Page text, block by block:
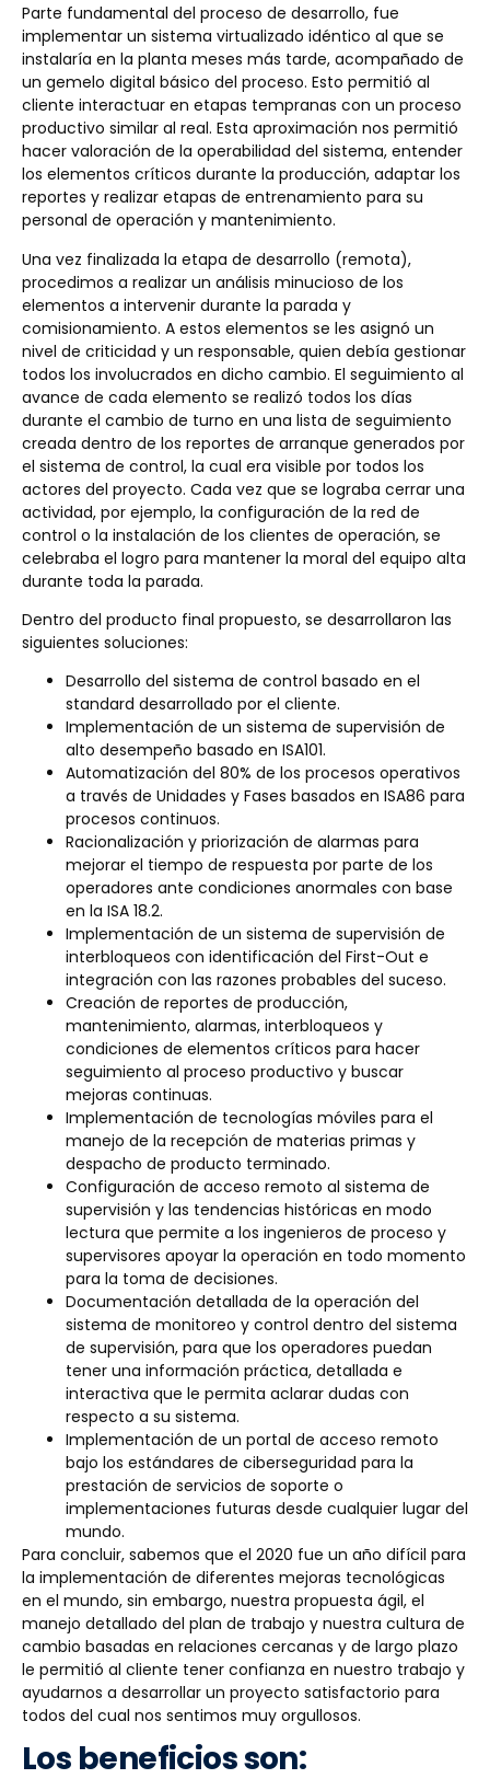
Parte fundamental del proceso de desarrollo, fue
implementar un sistema virtualizado idéntico al que se
instalaría en la planta meses más tarde, acompañado de
un gemelo digital básico del proceso. Esto permitió al
cliente interactuar en etapas tempranas con un proceso
productivo similar al real. Esta aproximación nos permitió
hacer valoración de la operabilidad del sistema, entender
los elementos críticos durante la producción, adaptar los
reportes y realizar etapas de entrenamiento para su
personal de operación y mantenimiento.
Una vez finalizada la etapa de desarrollo (remota),
procedimos a realizar un análisis minucioso de los
elementos a intervenir durante la parada y
comisionamiento. A estos elementos se les asignó un
nivel de criticidad y un responsable, quien debía gestionar
todos los involucrados en dicho cambio. El seguimiento al
avance de cada elemento se realizó todos los días
durante el cambio de turno en una lista de seguimiento
creada dentro de los reportes de arranque generados por
el sistema de control, la cual era visible por todos los
actores del proyecto. Cada vez que se lograba cerrar una
actividad, por ejemplo, la configuración de la red de
control o la instalación de los clientes de operación, se
celebraba el logro para mantener la moral del equipo alta
durante toda la parada.
Dentro del producto final propuesto, se desarrollaron las
siguientes soluciones:
Desarrollo del sistema de control basado en el
standard desarrollado por el cliente.
Implementación de un sistema de supervisión de
alto desempeño basado en ISA101.
Automatización del 80% de los procesos operativos
a través de Unidades y Fases basados en ISA86 para
procesos continuos.
Racionalización y priorización de alarmas para
mejorar el tiempo de respuesta por parte de los
operadores ante condiciones anormales con base
en la ISA 18.2.
Implementación de un sistema de supervisión de
interbloqueos con identificación del First-Out e
integración con las razones probables del suceso.
Creación de reportes de producción,
mantenimiento, alarmas, interbloqueos y
condiciones de elementos críticos para hacer
seguimiento al proceso productivo y buscar
mejoras continuas.
Implementación de tecnologías móviles para el
manejo de la recepción de materias primas y
despacho de producto terminado.
Configuración de acceso remoto al sistema de
supervisión y las tendencias históricas en modo
lectura que permite a los ingenieros de proceso y
supervisores apoyar la operación en todo momento
para la toma de decisiones.
Documentación detallada de la operación del
sistema de monitoreo y control dentro del sistema
de supervisión, para que los operadores puedan
tener una información práctica, detallada e
interactiva que le permita aclarar dudas con
respecto a su sistema.
Implementación de un portal de acceso remoto
bajo los estándares de ciberseguridad para la
prestación de servicios de soporte o
implementaciones futuras desde cualquier lugar del
mundo.
Para concluir, sabemos que el 2020 fue un año difícil para
la implementación de diferentes mejoras tecnológicas
en el mundo, sin embargo, nuestra propuesta ágil, el
manejo detallado del plan de trabajo y nuestra cultura de
cambio basadas en relaciones cercanas y de largo plazo
le permitió al cliente tener confianza en nuestro trabajo y
ayudarnos a desarrollar un proyecto satisfactorio para
todos del cual nos sentimos muy orgullosos.
Los beneficios son: